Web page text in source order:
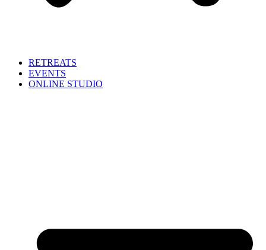
RETREATS
EVENTS
ONLINE STUDIO